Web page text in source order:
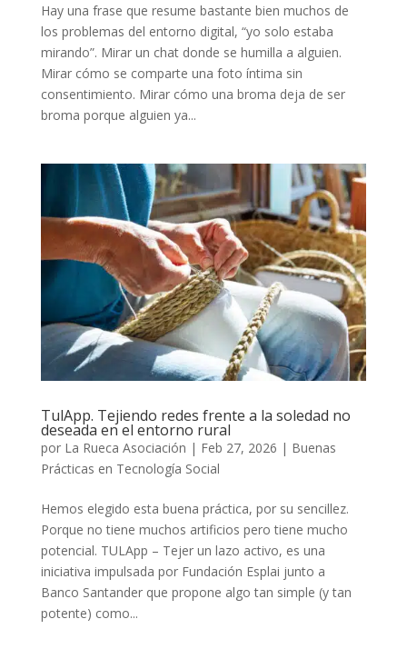
Hay una frase que resume bastante bien muchos de
los problemas del entorno digital, “yo solo estaba
mirando”. Mirar un chat donde se humilla a alguien.
Mirar cómo se comparte una foto íntima sin
consentimiento. Mirar cómo una broma deja de ser
broma porque alguien ya...
TulApp. Tejiendo redes frente a la soledad no
deseada en el entorno rural
por La Rueca Asociación | Feb 27, 2026 | Buenas
Prácticas en Tecnología Social
Hemos elegido esta buena práctica, por su sencillez.
Porque no tiene muchos artificios pero tiene mucho
potencial. TULApp – Tejer un lazo activo, es una
iniciativa impulsada por Fundación Esplai junto a
Banco Santander que propone algo tan simple (y tan
potente) como...